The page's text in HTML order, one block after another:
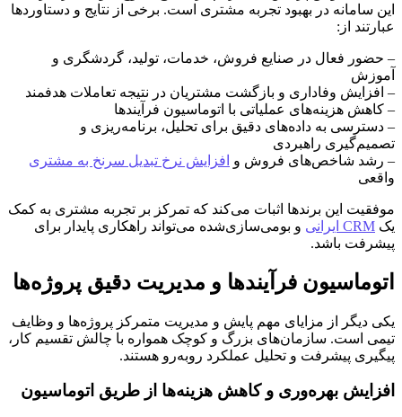
این سامانه در بهبود تجربه مشتری است. برخی از نتایج و دستاوردها
عبارتند از:
– حضور فعال در صنایع فروش، خدمات، تولید، گردشگری و
آموزش
– افزایش وفاداری و بازگشت مشتریان در نتیجه تعاملات هدفمند
– کاهش هزینه‌های عملیاتی با اتوماسیون فرآیندها
– دسترسی به داده‌های دقیق برای تحلیل، برنامه‌ریزی و
تصمیم‌گیری راهبردی
– رشد شاخص‌های فروش و افزایش نرخ تبدیل سرنخ به مشتری
واقعی
موفقیت این برندها اثبات می‌کند که تمرکز بر تجربه مشتری به کمک
یک CRM ایرانی
و بومی‌سازی‌شده می‌تواند راهکاری پایدار برای
پیشرفت باشد.
اتوماسیون فرآیندها و مدیریت دقیق پروژه‌ها
یکی دیگر از مزایای مهم پایش و مدیریت متمرکز پروژه‌ها و وظایف
تیمی است. سازمان‌های بزرگ و کوچک همواره با چالش تقسیم کار،
پیگیری پیشرفت و تحلیل عملکرد روبه‌رو هستند.
افزایش بهره‌وری و کاهش هزینه‌ها از طریق اتوماسیون